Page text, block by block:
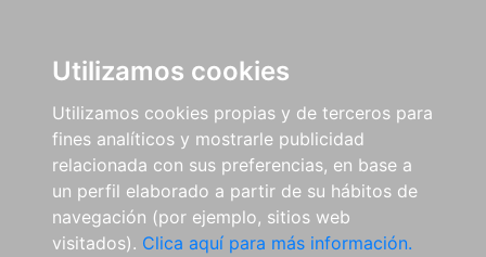
Utilizamos cookies
Utilizamos cookies propias y de terceros para
fines analíticos y mostrarle publicidad
relacionada con sus preferencias, en base a
un perfil elaborado a partir de su hábitos de
navegación (por ejemplo, sitios web
visitados). Clica aquí para más información.